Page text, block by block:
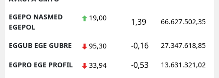
EGEPO NASMED
EGEPOL
19,00 1,39 66.627.502,35
EGGUB EGE GUBRE 95,30 -0,16 27.347.618,85
EGPRO EGE PROFIL 33,94 -0,53 13.631.321,02